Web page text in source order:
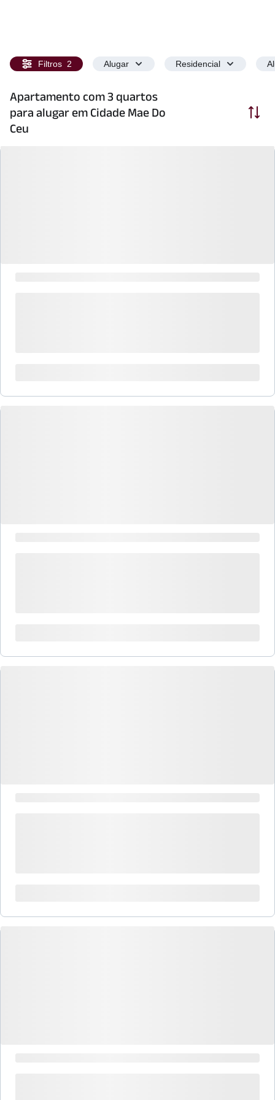
Filtros 2 Alugar Residencial
Apartamento com 3 quartos
para alugar em Cidade Mae Do
Ceu
Ordenar